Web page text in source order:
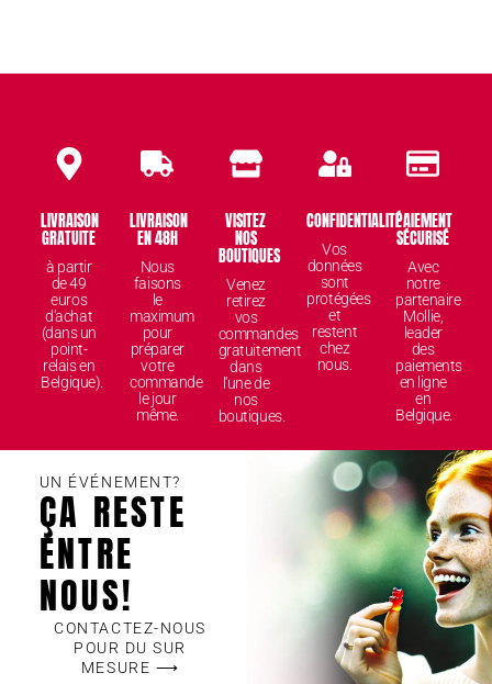
LIVRAISON
GRATUITE
à partir
de 49
euros
d'achat
(dans un
point-
relais en
Belgique).
LIVRAISON
EN 48H
Nous
faisons
le
maximum
pour
préparer
votre
commande
le jour
même.
VISITEZ
NOS
BOUTIQUES
Venez
retirez
vos
commandes
gratuitement
dans
l'une de
nos
boutiques.
CONFIDENTIALITÉ
Vos
données
sont
protégées
et
restent
chez
nous.
PAIEMENT
SÉCURISÉ
Avec
notre
partenaire
Mollie,
leader
des
paiements
en ligne
en
Belgique.
UN ÉVÉNEMENT?
ÇA RESTE
ENTRE
NOUS!
CONTACTEZ-NOUS
POUR DU SUR
MESURE ⟶